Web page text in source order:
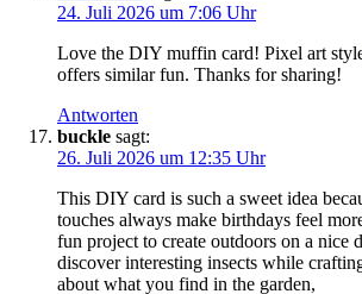
24. Juli 2026 um 7:06 Uhr
Love the DIY muffin card! Pixel art
offers similar fun. Thanks for sharing!
Antworten
buckle sagt:
26. Juli 2026 um 12:35 Uhr
This DIY card is such a sweet idea
touches always make birthdays feel
fun project to create outdoors on a nice
discover interesting insects while
about what you find in the garden,